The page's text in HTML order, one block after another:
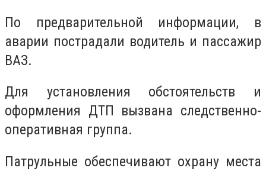
По предварительной информации, в
аварии пострадали водитель и пассажир
ВАЗ.
Для установления обстоятельств и
оформления ДТП вызвана следственно-
оперативная группа.
Патрульные обеспечивают охрану места